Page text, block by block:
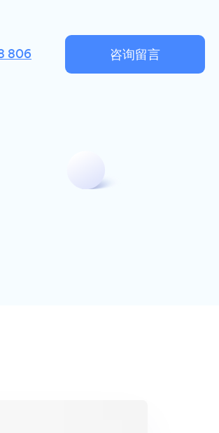
806 咨询留言